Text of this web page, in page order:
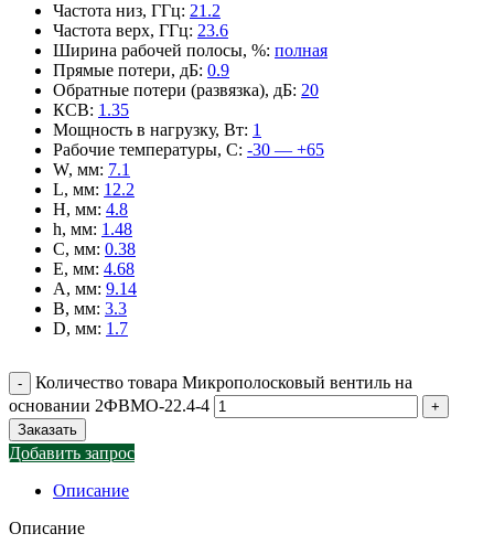
Частота низ, ГГц: 21.2
Частота верх, ГГц: 23.6
Ширина рабочей полосы, %: полная
Прямые потери, дБ: 0.9
Обратные потери (развязка), дБ: 20
КСВ: 1.35
Мощность в нагрузку, Вт: 1
Рабочие температуры, С: -30 — +65
W, мм: 7.1
L, мм: 12.2
H, мм: 4.8
h, мм: 1.48
C, мм: 0.38
E, мм: 4.68
A, мм: 9.14
B, мм: 3.3
D, мм: 1.7
Количество товара Микрополосковый вентиль на
основании 2ФВМO-22.4-4
Заказать
Добавить запрос
Описание
Описание